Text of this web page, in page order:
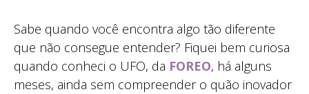
Sabe quando você encontra algo tão diferente
que não consegue entender? Fiquei bem curiosa
quando conheci o UFO, da FOREO, há alguns
meses, ainda sem compreender o quão inovador